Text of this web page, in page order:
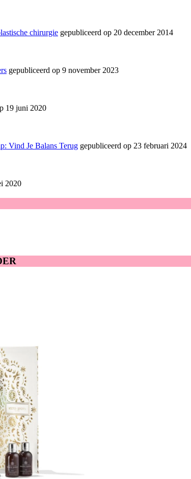
chirurgie gepubliceerd op 20 december 2014
gepubliceerd op 9 november 2023
19 juni 2020
Vind Je Balans Terug gepubliceerd op 23 februari 2024
2020